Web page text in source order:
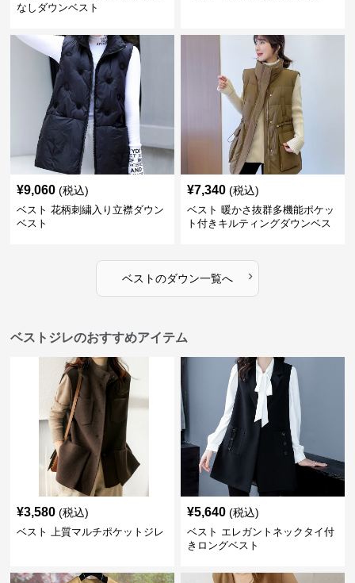
なしダウンベスト
¥9,060 (税込)
ベスト 花柄刺繍入り立襟ダウン
ベスト
¥7,340 (税込)
ベスト 暖かさ抜群多機能ポケッ
ト付きキルティングダウンベス
ベストのダウン一覧へ ›
ベストジレのおすすめアイテム
¥3,580 (税込)
ベスト 上質マルチポケットジレ
¥5,640 (税込)
ベスト エレガントネックタイ付
きロングベスト